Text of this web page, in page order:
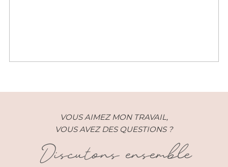
VOUS AIMEZ MON TRAVAIL,
VOUS AVEZ DES QUESTIONS ?
Discutons ensemble